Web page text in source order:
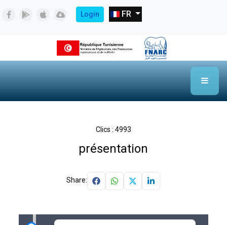
Login Sélectionnez votre langue
FR
Clics : 4993
présentation
Share: